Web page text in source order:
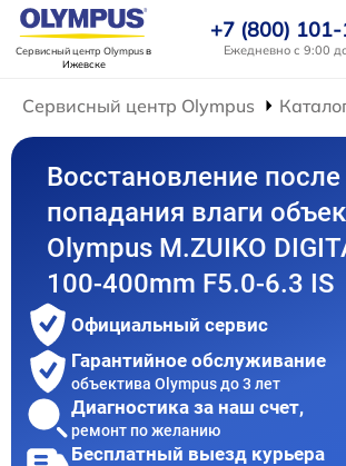
Сервисный центр Olympusв
Ижевске
+7 (800)
Ежедневно с 9:00
Сервисный центр Olympus
Восстановление после
попадания влаги
Olympus M.ZUIKO
100-400mm F5.0-6.3 IS
Официальный сервис
Гарантийное обслуживание
объектива Olympus до 3 лет
Диагностика за наш счет,
ремонт по желанию
Бесплатный выезд курьера